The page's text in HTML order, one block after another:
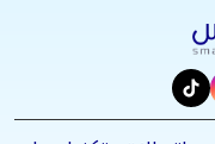
tiktok